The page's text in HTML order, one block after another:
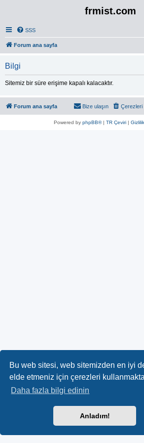
Bu web sitesi, web sitemizden en iyi
elde etmeniz için çerezleri
Daha fazla bilgi edinin
Anladım!
frmist.com
SSS
Forum ana sayfa
Bilgi
Sitemiz bir süre erişime kapalı kalacaktır.
Forum ana sayfa Çerezleri
Bize ulaşın
Powered by phpBB®| TR Çeviri | Gizlilik